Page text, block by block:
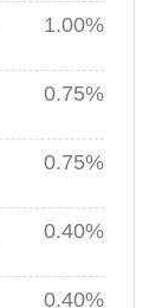
1.00%
0.75%
0.75%
0.40%
0.40%